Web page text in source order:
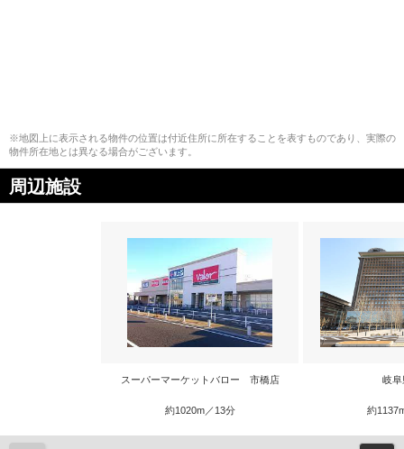
※地図上に表示される物件の位置は付近住所に所在することを表すものであり、実際の
物件所在地とは異なる場合がございます。
周辺施設
スーパーマーケットバロー 市橋店
約1020m／13分
岐阜
約